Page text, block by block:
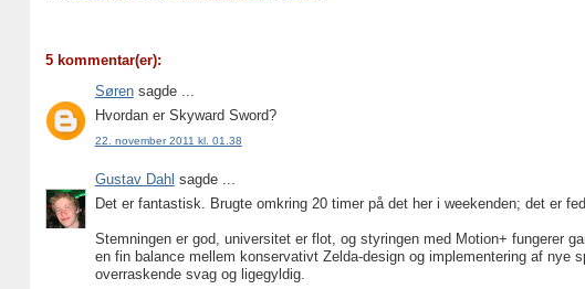
5 kommentar(er):
Sørensagde ...
Hvordan er Skyward Sword?
22. november 2011 kl. 01.38
Gustav Dahl sagde ...
Det er fantastisk. Brugte omkring 20 timer på det her i weekenden; det er
Stemningen er god, universitet er flot, og styringen med Motion+ fungerer
en fin balance mellem konservativt Zelda-design og implementering af nye
overraskende svag og ligegyldig.